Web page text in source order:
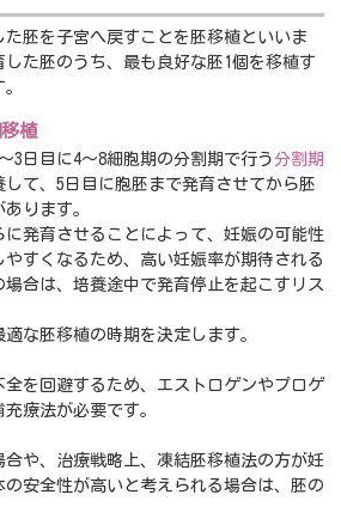
胚を子宮へ戻すことを胚移植といいま
た胚のうち、最も良好な胚1個を移植す
植
3日目に4～8細胞期の分割期で行う分割期
して、5日目に胞胚まで発育させてから胚
あります。
発育させることによって、妊娠の可能性
すくなるため、高い妊娠率が期待される
合は、培養途中で発育停止を起こすリス
な胚移植の時期を決定します。
を回避するため、エストロゲンやプロゲ
療法が必要です。
や、治療戦略上、凍結胚移植法の方が妊
安全性が高いと考えられる場合は、胚の